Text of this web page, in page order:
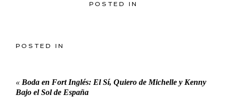
POSTED IN
POSTED IN
« Boda en Fort Inglés: El Sí, Quiero de Michelle y Kenny
Bajo el Sol de España